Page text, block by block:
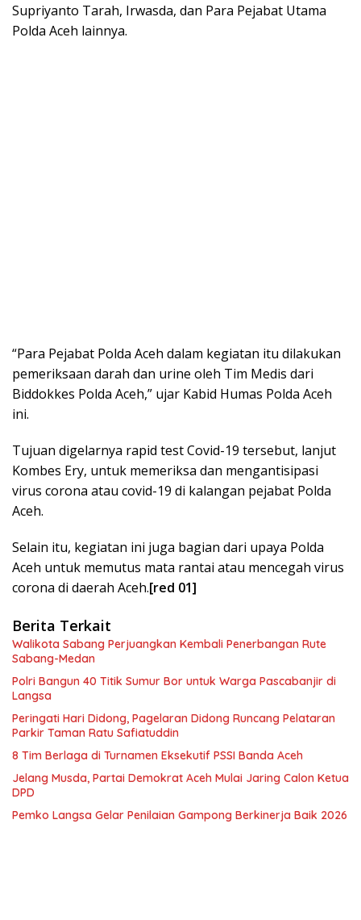
Supriyanto Tarah, Irwasda, dan Para Pejabat Utama
Polda Aceh lainnya.
“Para Pejabat Polda Aceh dalam kegiatan itu dilakukan
pemeriksaan darah dan urine oleh Tim Medis dari
Biddokkes Polda Aceh,” ujar Kabid Humas Polda Aceh
ini.
Tujuan digelarnya rapid test Covid-19 tersebut, lanjut
Kombes Ery, untuk memeriksa dan mengantisipasi
virus corona atau covid-19 di kalangan pejabat Polda
Aceh.
Selain itu, kegiatan ini juga bagian dari upaya Polda
Aceh untuk memutus mata rantai atau mencegah virus
corona di daerah Aceh.[red 01]
Berita Terkait
Walikota Sabang Perjuangkan Kembali Penerbangan Rute
Sabang-Medan
Polri Bangun 40 Titik Sumur Bor untuk Warga Pascabanjir di
Langsa
Peringati Hari Didong, Pagelaran Didong Runcang Pelataran
Parkir Taman Ratu Safiatuddin
8 Tim Berlaga di Turnamen Eksekutif PSSI Banda Aceh
Jelang Musda, Partai Demokrat Aceh Mulai Jaring Calon Ketua
DPD
Pemko Langsa Gelar Penilaian Gampong Berkinerja Baik 2026